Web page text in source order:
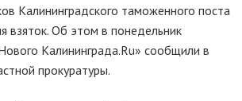
Калининградского таможенного поста
взяток. Об этом в понедельник
Калининграда.Ru» сообщили в
прокуратуры.